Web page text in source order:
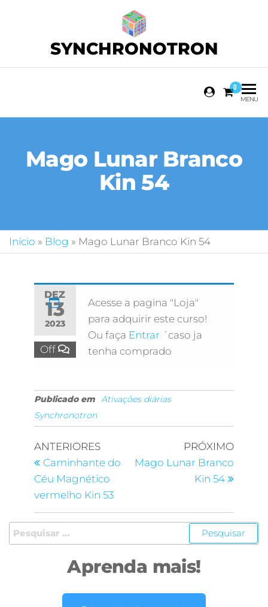
SYNCHRONOTRON
0
MENU
Mago Lunar Branco
Kin 54
Início » Blog » Mago Lunar Branco Kin 54
DEZ
13
2023
Off
Acesse a pagina "Loja"
para adquirir este curso!
Ou faça Entrar ´caso ja
tenha comprado
Publicado em Ativações diárias
Synchronotron
ANTERIORES
Caminhante do
Céu Magnético
vermelho Kin 53
PRÓXIMO
Mago Lunar Branco
Kin 54
Aprenda mais!